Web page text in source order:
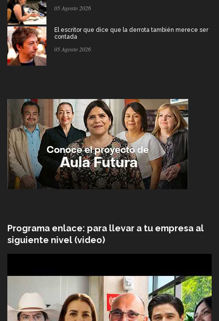
05 Agosto 2026
El escritor que dice que la derrota también merece ser
contada
05 Agosto 2026
Programa enlace: para llevar a tu empresa al
siguiente nivel (video)